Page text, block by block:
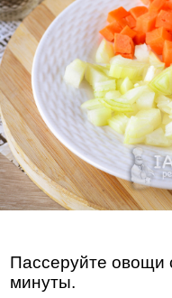
Пассеруйте овощи
минуты.